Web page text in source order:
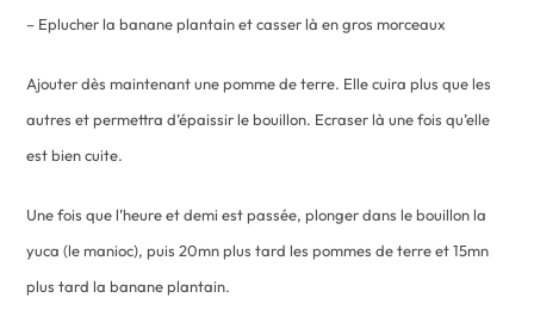
– Eplucher la banane plantain et casser là en gros morceaux
Ajouter dès maintenant une pomme de terre. Elle cuira plus que les
autres et permettra d’épaissir le bouillon. Ecraser là une fois qu’elle
est bien cuite.
Une fois que l’heure et demi est passée, plonger dans le bouillon la
yuca (le manioc), puis 20mn plus tard les pommes de terre et 15mn
plus tard la banane plantain.